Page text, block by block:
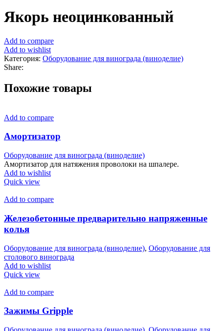
Якорь неоцинкованный
Add to compare
Add to wishlist
Категория: Оборудование для винограда (виноделие)
Share:
Похожие товары
Add to compare
Амортизатор
Оборудование для винограда (виноделие)
Амортизатор для натяжения проволоки на шпалере.
Add to wishlist
Quick view
Add to compare
Железобетонные предварительно напряженные
колья
Оборудование для винограда (виноделие), Оборудование для
столового винограда
Add to wishlist
Quick view
Add to compare
Зажимы Gripple